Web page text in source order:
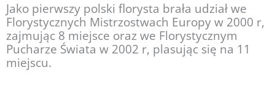
Jako pierwszy polski florysta brała udział we
Florystycznych Mistrzostwach Europy w 2000 r,
zajmując 8 miejsce oraz we Florystycznym
Pucharze Świata w 2002 r, plasując się na 11
miejscu.